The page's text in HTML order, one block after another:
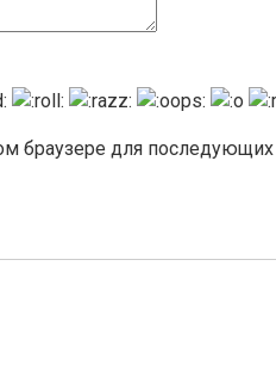
браузере для